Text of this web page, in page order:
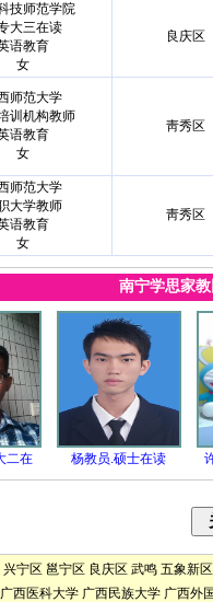
技师范学院
大三在读
语教育
女
良庆区
师范大学
训机构教师
语教育
女
靑秀区
师范大学
大学教师
语教育
女
靑秀区
南宁学思家
二在 杨教员.硕士在读
兴宁区 邕宁区 良庆区 武鸣 五象新区
广西医科大学 广西民族大学 广西外